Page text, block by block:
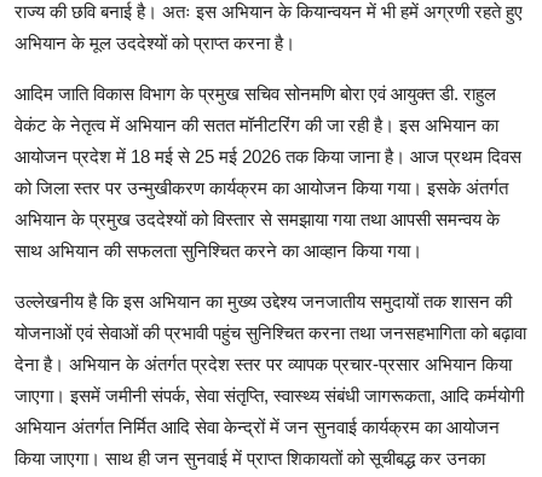
राज्य की छवि बनाई है। अतः इस अभियान के कियान्वयन में भी हमें अग्रणी रहते हुए
अभियान के मूल उददेश्यों को प्राप्त करना है।
आदिम जाति विकास विभाग के प्रमुख सचिव सोनमणि बोरा एवं आयुक्त डी. राहुल
वेकंट के नेतृत्व में अभियान की सतत मॉनीटरिंग की जा रही है। इस अभियान का
आयोजन प्रदेश में 18 मई से 25 मई 2026 तक किया जाना है। आज प्रथम दिवस
को जिला स्तर पर उन्मुखीकरण कार्यक्रम का आयोजन किया गया। इसके अंतर्गत
अभियान के प्रमुख उददेश्यों को विस्तार से समझाया गया तथा आपसी समन्वय के
साथ अभियान की सफलता सुनिश्चित करने का आव्हान किया गया।
उल्लेखनीय है कि इस अभियान का मुख्य उद्देश्य जनजातीय समुदायों तक शासन की
योजनाओं एवं सेवाओं की प्रभावी पहुंच सुनिश्चित करना तथा जनसहभागिता को बढ़ावा
देना है। अभियान के अंतर्गत प्रदेश स्तर पर व्यापक प्रचार-प्रसार अभियान किया
जाएगा। इसमें जमीनी संपर्क, सेवा संतृप्ति, स्वास्थ्य संबंधी जागरूकता, आदि कर्मयोगी
अभियान अंतर्गत निर्मित आदि सेवा केन्द्रों में जन सुनवाई कार्यक्रम का आयोजन
किया जाएगा। साथ ही जन सुनवाई में प्राप्त शिकायतों को सूचीबद्ध कर उनका